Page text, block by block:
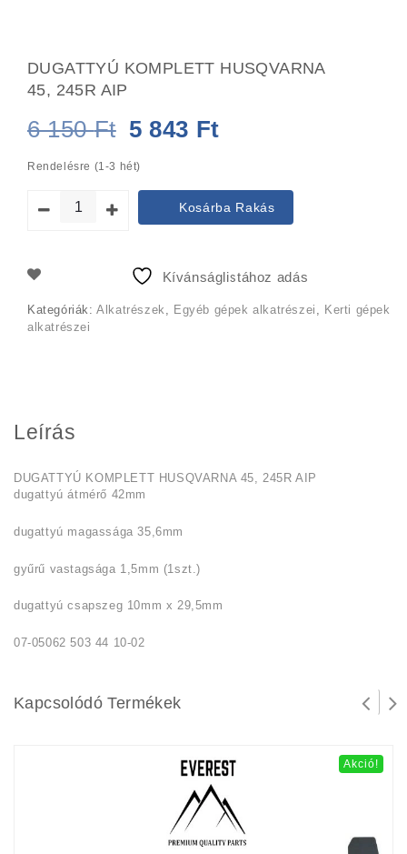
DUGATTYÚ KOMPLETT HUSQVARNA
45, 245R AIP
6 150Ft Original
price
was:
150 Ft.
5 843 Ft
is:
5
Rendelésre (1-3 hét)
Kosárba Rakás
Kívánságlistához adás
Kategóriák:Alkatrészek , Egyéb gépek alkatrészei , Kerti gépek
alkatrészei
Leírás
DUGATTYÚ KOMPLETT HUSQVARNA 45, 245R AIP
dugattyú átmérő 42mm
dugattyú magassága 35,6mm
gyűrű vastagsága 1,5mm (1szt.)
dugattyú csapszeg 10mm x 29,5mm
07-05062 503 44 10-02
Kapcsolódó Termékek
Akció!